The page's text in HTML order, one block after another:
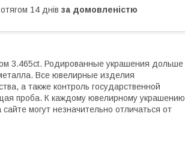
14 днів за домовленістю
3.465ct. Родированные украшения дольше
Все ювелирные изделия
а также контроль государственной
проба. К каждому ювелирному украшению
могут незначительно отличаться от